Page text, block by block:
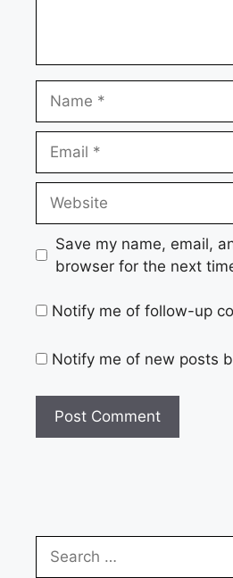
Save my name, email,
browser for the next
Notify me of follow-up
Notify me of new posts
Search
for: